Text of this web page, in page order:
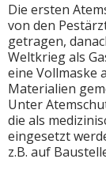
Die ersten
von den
getragen,
Weltkrieg als
eine Vollmaske
Materialien
Unter
die als
eingesetzt
z.B. auf